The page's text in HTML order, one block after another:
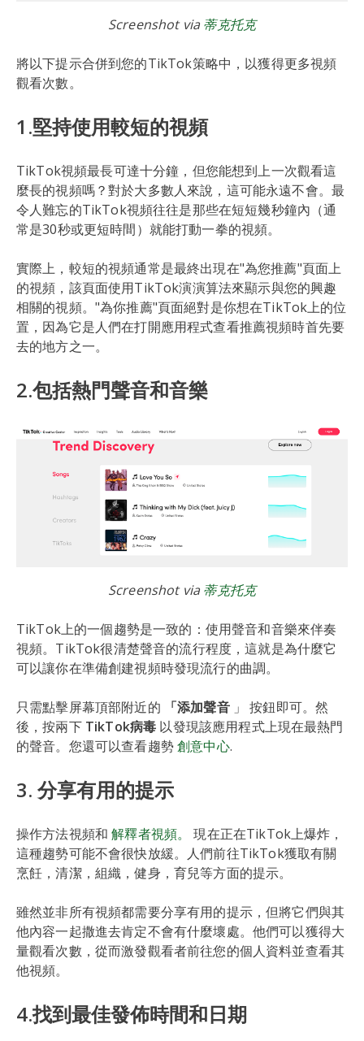
Screenshot via 蒂克托克
將以下提示合併到您的TikTok策略中，以獲得更多視頻
觀看次數。
1.堅持使用較短的視頻
TikTok視頻最長可達十分鐘，但您能想到上一次觀看這
麼長的視頻嗎？對於大多數人來說，這可能永遠不會。最
令人難忘的TikTok視頻往往是那些在短短幾秒鐘內（通
常是30秒或更短時間）就能打動一拳的視頻。
實際上，較短的視頻通常是最終出現在"為您推薦"頁面上
的視頻，該頁面使用TikTok演演算法來顯示與您的興趣
相關的視頻。"為你推薦"頁面絕對是你想在TikTok上的位
置，因為它是人們在打開應用程式查看推薦視頻時首先要
去的地方之一。
2.包括熱門聲音和音樂
Screenshot via 蒂克托克
TikTok上的一個趨勢是一致的：使用聲音和音樂來伴奏
視頻。TikTok很清楚聲音的流行程度，這就是為什麼它
可以讓你在準備創建視頻時發現流行的曲調。
只需點擊屏幕頂部附近的 「添加聲音」 按鈕即可。然
後，按兩下 TikTok病毒 以發現該應用程式上現在最熱門
的聲音。您還可以查看趨勢創意中心.
3. 分享有用的提示
操作方法視頻和解釋者視頻。
現在正在TikTok上爆炸，
這種趨勢可能不會很快放緩。人們前往TikTok獲取有關
烹飪，清潔，組織，健身，育兒等方面的提示。
雖然並非所有視頻都需要分享有用的提示，但將它們與其
他內容一起撒進去肯定不會有什麼壞處。他們可以獲得大
量觀看次數，從而激發觀看者前往您的個人資料並查看其
他視頻。
4.找到最佳發佈時間和日期